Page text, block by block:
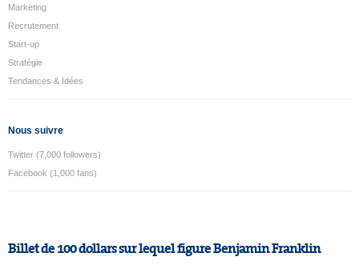
Marketing
Recrutement
Start-up
Stratégie
Tendances & Idées
Nous suivre
Twitter (7,000 followers)
Facebook (1,000 fans)
Billet de 100 dollars sur lequel figure Benjamin Franklin